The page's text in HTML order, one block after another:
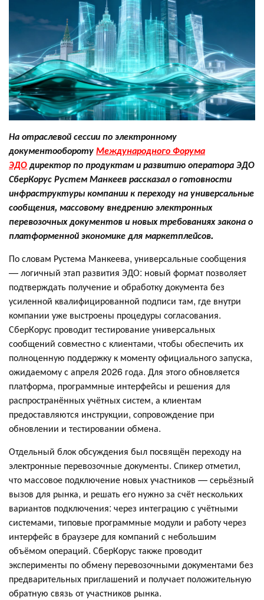
На отраслевой сессии по электронному
документооборотуМеждународного Форума
ЭДОдиректор по продуктам и развитию оператора ЭДО
СберКорус Рустем Манкеев рассказал о готовности
инфраструктуры компании к переходу на универсальные
сообщения, массовому внедрению электронных
перевозочных документов и новых требованиях закона о
платформенной экономике для маркетплейсов.
По словам Рустема Манкеева, универсальные сообщения
— логичный этап развития ЭДО: новый формат позволяет
подтверждать получение и обработку документа без
усиленной квалифицированной подписи там, где внутри
компании уже выстроены процедуры согласования.
СберКорус проводит тестирование универсальных
сообщений совместно с клиентами, чтобы обеспечить их
полноценную поддержку к моменту официального запуска,
ожидаемому с апреля 2026 года. Для этого обновляется
платформа, программные интерфейсы и решения для
распространённых учётных систем, а клиентам
предоставляются инструкции, сопровождение при
обновлении и тестировании обмена.
Отдельный блок обсуждения был посвящён переходу на
электронные перевозочные документы. Спикер отметил,
что массовое подключение новых участников — серьёзный
вызов для рынка, и решать его нужно за счёт нескольких
вариантов подключения: через интеграцию с учётными
системами, типовые программные модули и работу через
интерфейс в браузере для компаний с небольшим
объёмом операций. СберКорус также проводит
эксперименты по обмену перевозочными документами без
предварительных приглашений и получает положительную
обратную связь от участников рынка.